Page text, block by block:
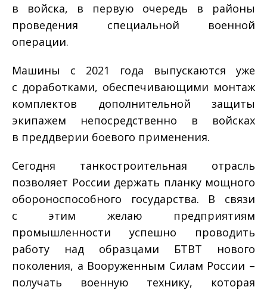
в войска, в первую очередь в районы
проведения специальной военной
операции.
Машины с 2021 года выпускаются уже
с доработками, обеспечивающими монтаж
комплектов дополнительной защиты
экипажем непосредственно в войсках
в преддверии боевого применения.
Сегодня танкостроительная отрасль
позволяет России держать планку мощного
обороноспособного государства. В связи
с этим желаю предприятиям
промышленности успешно проводить
работу над образцами БТВТ нового
поколения, а Вооруженным Силам России –
получать военную технику, которая